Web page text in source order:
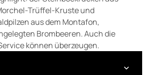
Trüffel-Kruste und
aus dem Montafon,
Brombeeren. Auch die
können überzeugen.